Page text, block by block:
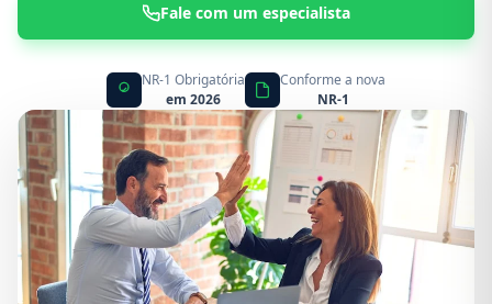
Fale com um especialista
NR-1 Obrigatória
em 2026
Conforme a nova
NR-1